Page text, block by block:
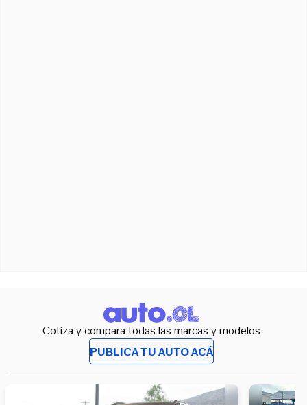
Cotiza y compara todas las marcas y modelos
PUBLICA TU AUTO ACÁ